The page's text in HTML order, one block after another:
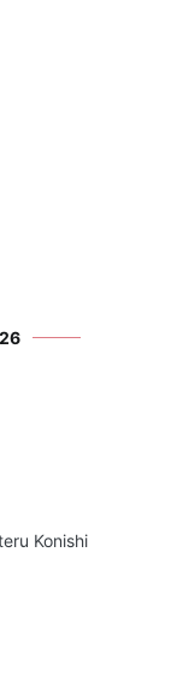
Konishi